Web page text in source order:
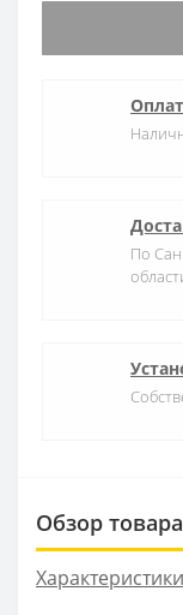
По
Обзор товара
Характеристики